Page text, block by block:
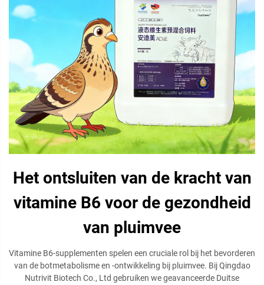
Het ontsluiten van de kracht van
vitamine B6 voor de gezondheid
van pluimvee
Vitamine B6-supplementen spelen een cruciale rol bij het bevorderen
van de botmetabolisme en -ontwikkeling bij pluimvee. Bij Qingdao
Nutrivit Biotech Co., Ltd gebruiken we geavanceerde Duitse